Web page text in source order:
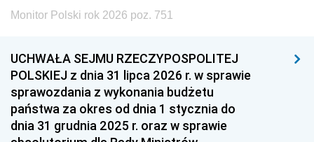
Monitor Polski rok 2026 poz. 751
UCHWAŁA SEJMU RZECZYPOSPOLITEJ
POLSKIEJ z dnia 31 lipca 2026 r. w sprawie
sprawozdania z wykonania budżetu
państwa za okres od dnia 1 stycznia do
dnia 31 grudnia 2025 r. oraz w sprawie